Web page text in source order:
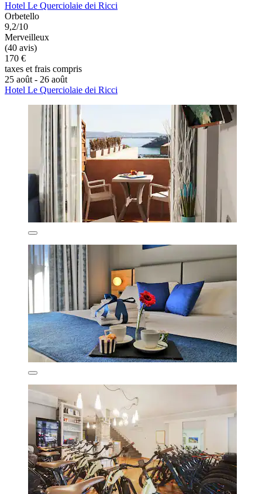
Hotel Le Querciolaie dei Ricci
Orbetello
9,2/10
Merveilleux
(40 avis)
170 €
taxes et frais compris
25 août - 26 août
Hotel Le Querciolaie dei Ricci